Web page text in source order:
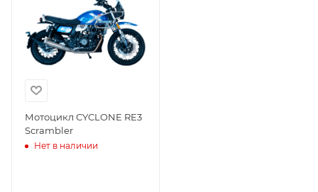
товара в нашем салоне. Здесь
размещены общие сведения по
решению возможных гарантийных
случаев и образцы необходимых для
гарантийные обязательства на
приобретаемую технику подробно
изложены в Руководстве по
Мотоцикл CYCLONE RE3
Scrambler
Нет в наличии